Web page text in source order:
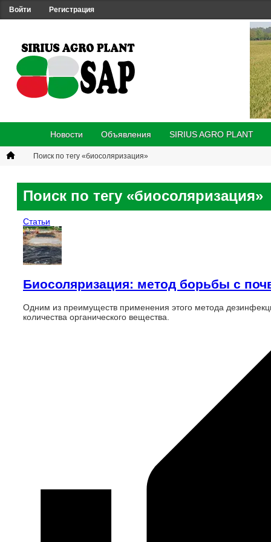
Войти Регистрация
Новости Объявления SIRIUS AGRO PLANT
Поиск по тегу «биосоляризация»
Поиск по тегу «биосоляризация»
Статьи
Биосоляризация: метод борьбы с
Одним из преимуществ применения этого метода
количества органического вещества.